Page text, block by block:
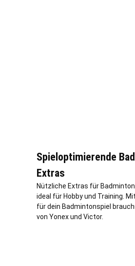
Spieloptimierende
Extras
Nützliche Extras für
ideal für Hobby und Training.
für dein Badmintonspiel
von Yonex und Victor.